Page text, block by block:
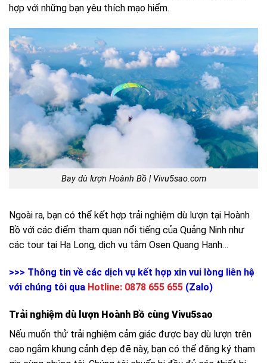
hợp với những bạn yêu thích mạo hiểm.
Bay dù lượn Hoành Bồ | Vivu5sao.com
Ngoài ra, bạn có thể kết hợp trải nghiệm dù lượn tại Hoành
Bồ với các điểm tham quan nổi tiếng của Quảng Ninh như
các tour tại Hạ Long, dịch vụ tắm Osen Quang Hanh…
>>> Thông tin về các dịch vụ kết hợp xin vui lòng liên hệ
với chúng tôi qua Hotline: 0878 655 655 (Zalo)
Trải nghiệm dù lượn Hoành Bồ cùng Vivu5sao
Nếu muốn thử trải nghiệm cảm giác được bay dù lượn trên
cao ngắm khung cảnh đẹp đẽ này, bạn có thể đăng ký tham